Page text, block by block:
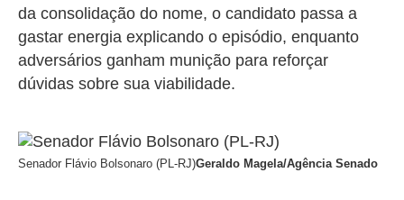
da consolidação do nome, o candidato passa a
gastar energia explicando o episódio, enquanto
adversários ganham munição para reforçar
dúvidas sobre sua viabilidade.
Senador Flávio Bolsonaro (PL-RJ)Geraldo Magela/Agência Senado